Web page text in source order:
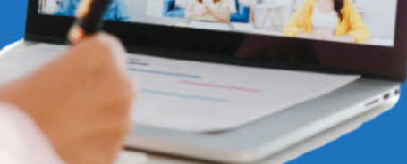
Unilever – Training for Trainers
Gunung Sewu – Team Building
Training Unggulan
Presentation
Smart Presentation
Smart PowerPoint